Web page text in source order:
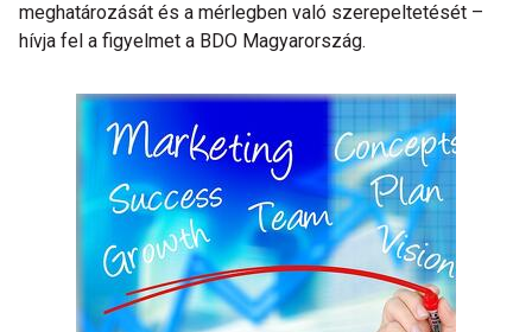
meghatározását és a mérlegben való szerepeltetését –
hívja fel a figyelmet a BDO Magyarország.